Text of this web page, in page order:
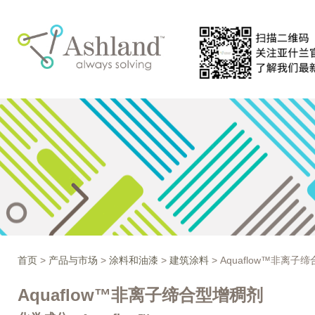
首页 > 产品与市场 > 涂料和油漆 > 建筑涂料 > Aquaflow™非离子缔
Aquaflow™非离子缔合型增稠剂